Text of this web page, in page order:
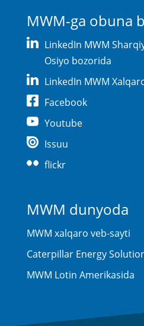
MWM-ga obuna
LinkedIn MWM
Osiyo bozorida
LinkedIn MWM
Facebook
Youtube
Issuu
flickr
MWM dunyoda
MWM xalqaro veb-sayti
Caterpillar Energy
MWM Lotin Amerikasida